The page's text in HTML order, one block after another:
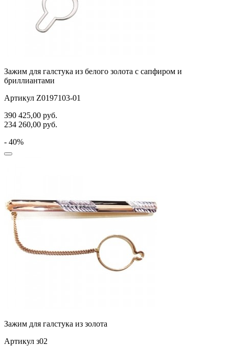
Зажим для галстука из белого золота с сапфиром и
бриллиантами
Артикул Z0197103-01
390 425,00 руб.
234 260,00 руб.
- 40%
Зажим для галстука из золота
Артикул з02